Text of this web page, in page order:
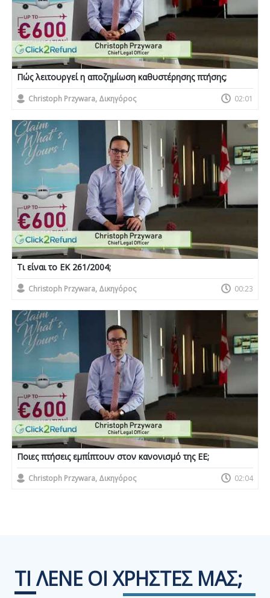
Πώς λειτουργεί η αποζημίωση καθυστέρησης πτήσης;
Christoph Przywara, Δικηγόρος 02:01
Τι είναι το ΕΚ 261/2004;
Christoph Przywara, Δικηγόρος 00:23
Ποιες πτήσεις εμπίπτουν στον κανονισμό της ΕΕ;
Christoph Przywara, Δικηγόρος 02:04
ΤΙ ΛΕΝΕ ΟΙ ΧΡΗΣΤΕΣ ΜΑΣ;